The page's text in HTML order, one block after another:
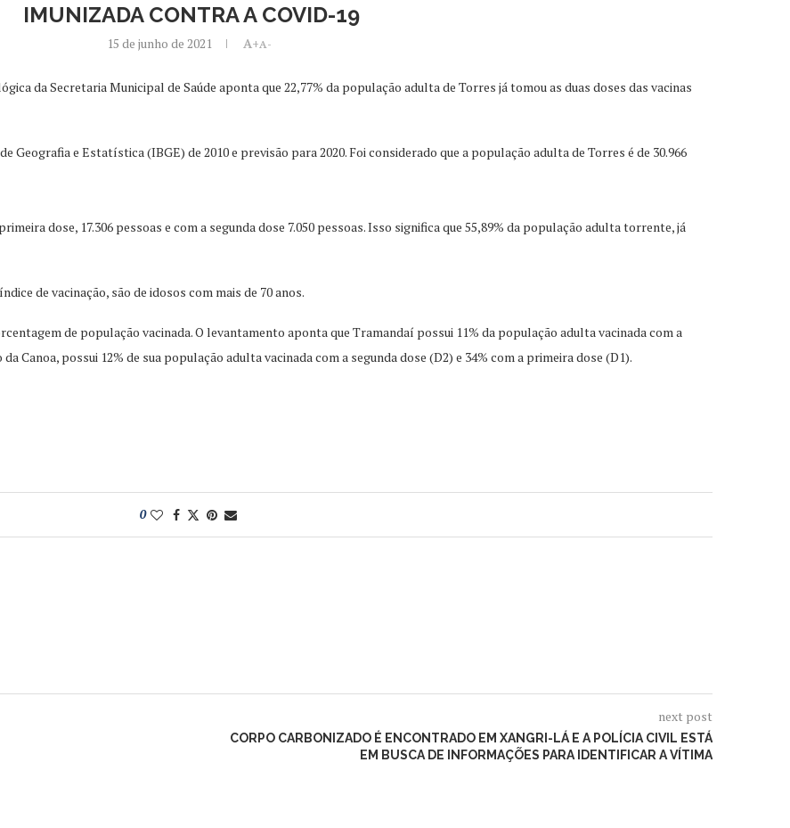
IMUNIZADA CONTRA A COVID-19
15 de junho de 2021 A+A-
da Secretaria Municipal de Saúde aponta que 22,77% da população adulta de Torres já tomou as duas doses das vacinas
e Estatística (IBGE) de 2010 e previsão para 2020. Foi considerado que a população adulta de Torres é de 30.966
dose, 17.306 pessoas e com a segunda dose 7.050 pessoas. Isso significa que 55,89% da população adulta torrente, já
de vacinação, são de idosos com mais de 70 anos.
de população vacinada. O levantamento aponta que Tramandaí possui 11% da população adulta vacinada com a
Canoa, possui 12% de sua população adulta vacinada com a segunda dose (D2) e 34% com a primeira dose (D1).
0
next post
CORPO CARBONIZADO É ENCONTRADO EM XANGRI-LÁ E A POLÍCIA CIVIL ESTÁ
EM BUSCA DE INFORMAÇÕES PARA IDENTIFICAR A VÍTIMA